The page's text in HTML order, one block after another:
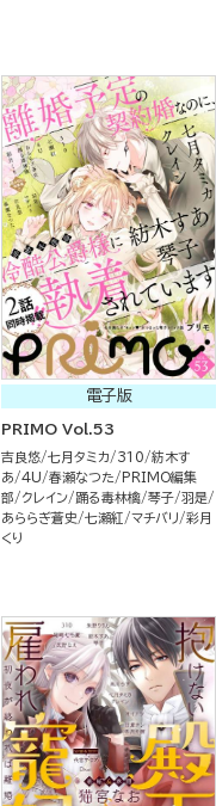
電子版
PRIMO Vol.53
吉良悠 七月タミカ 310
紡木す
あ
4U 春瀬なつた
PRIMO編集
部
クレイン 踊る毒林檎 琴子 羽是
あららぎ蒼史
七瀬紅 マチバリ
彩月
くり